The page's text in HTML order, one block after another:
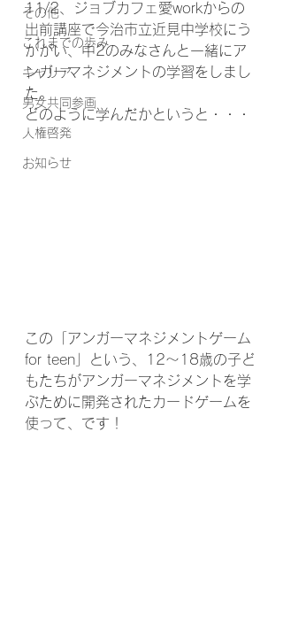
その他
これまでの歩み
キャリア
男女共同参画
人権啓発
お知らせ
11/2、ジョブカフェ愛workからの
出前講座で今治市立近見中学校にう
かがい、中2のみなさんと一緒にア
ンガーマネジメントの学習をしまし
た。
どのように学んだかというと・・・
この「アンガーマネジメントゲーム
for teen」という、12～18歳の子ど
もたちがアンガーマネジメントを学
ぶために開発されたカードゲームを
使って、です！